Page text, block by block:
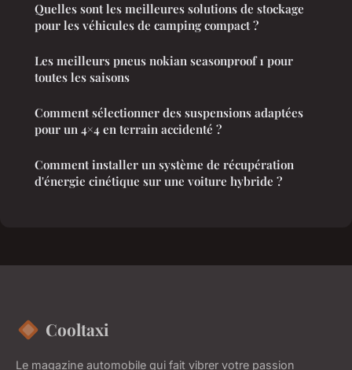
Quelles sont les meilleures solutions de stockage
pour les véhicules de camping compact ?
Les meilleurs pneus nokian seasonproof 1 pour
toutes les saisons
Comment sélectionner des suspensions adaptées
pour un 4×4 en terrain accidenté ?
Comment installer un système de récupération
d'énergie cinétique sur une voiture hybride ?
Cooltaxi
Le magazine automobile qui fait vibrer votre passion